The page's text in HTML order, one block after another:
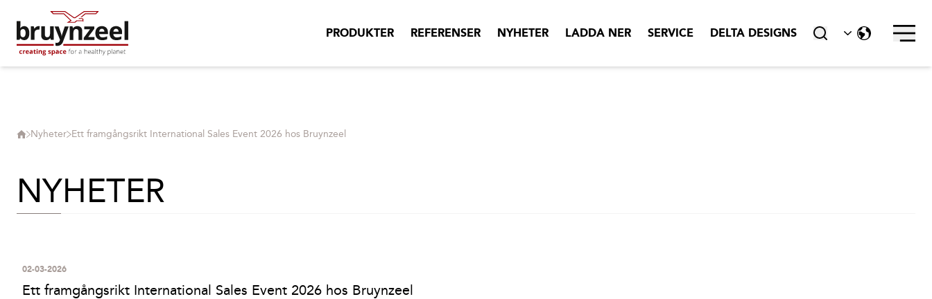
PRODUKTER REFERENSER NYHETER LADDA NER SERVICE DELTA DESIGNS Stäng ner
Nyheter Ett framgångsrikt International Sales Event 2026 hos Bruynzeel
NYHETER
Ett framgångsrikt International Sales Event 2026 hos Bruynzeel
02-03-2026